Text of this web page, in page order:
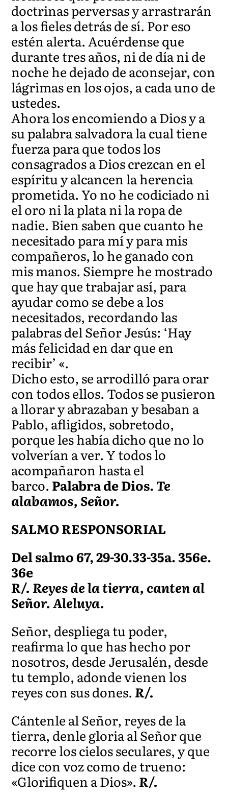
doctrinas perversas y arrastrarán
a los fieles detrás de sí. Por eso
estén alerta. Acuérdense que
durante tres años, ni de día ni de
noche he dejado de aconsejar, con
lágrimas en los ojos, a cada uno de
ustedes.
Ahora los encomiendo a Dios y a
su palabra salvadora la cual tiene
fuerza para que todos los
consagrados a Dios crezcan en el
espíritu y alcancen la herencia
prometida. Yo no he codiciado ni
el oro ni la plata ni la ropa de
nadie. Bien saben que cuanto he
necesitado para mí y para mis
compañeros, lo he ganado con
mis manos. Siempre he mostrado
que hay que trabajar así, para
ayudar como se debe a los
necesitados, recordando las
palabras del Señor Jesús: ‘Hay
más felicidad en dar que en
recibir’ «.
Dicho esto, se arrodilló para orar
con todos ellos. Todos se pusieron
a llorar y abrazaban y besaban a
Pablo, afligidos, sobretodo,
porque les había dicho que no lo
volverían a ver. Y todos lo
acompañaron hasta el
barco. Palabra de Dios.Te
alabamos, Señor.
SALMO RESPONSORIAL
Del salmo 67, 29-30.33-35a. 356e.
36e
R/. Reyes de la tierra, canten al
Señor. Aleluya.
Señor, despliega tu poder,
reafirma lo que has hecho por
nosotros, desde Jerusalén, desde
tu templo, adonde vienen los
reyes con sus dones.R/.
Cántenle al Señor, reyes de la
tierra, denle gloria al Señor que
recorre los cielos seculares, y que
dice con voz como de trueno:
«Glorifiquen a Dios».R/.